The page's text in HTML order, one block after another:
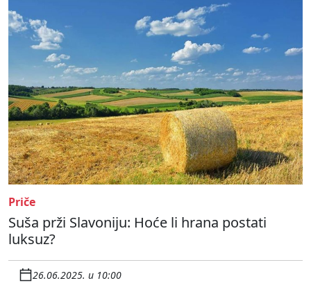
Priče
Suša prži Slavoniju: Hoće li hrana postati
luksuz?
26.06.2025. u 10:00